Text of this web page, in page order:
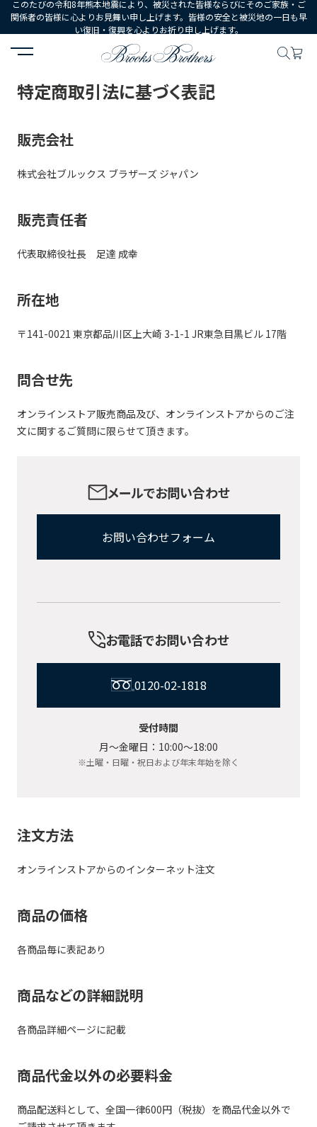
このたびの令和8年熊本地震により、被災された皆様ならびにそのご家族・ご
関係者の皆様に心よりお見舞い申し上げます。皆様の安全と被災地の一日も早
い復旧・復興を心よりお祈り申し上げます。
HOME ご利用ガイド 特定商取引法に基づく表記
特定商取引法に基づく表記
販売会社
株式会社ブルックス ブラザーズ ジャパン
販売責任者
代表取締役社長 足達 成幸
所在地
〒141-0021 東京都品川区上大崎 3-1-1 JR東急目黒ビル 17階
問合せ先
オンラインストア販売商品及び、オンラインストアからのご注
文に関するご質問に限らせて頂きます。
メールでお問い合わせ
お問い合わせフォーム
お電話でお問い合わせ
0120-02-1818
受付時間
月〜金曜日：10:00〜18:00
※土曜・日曜・祝日および年末年始を除く
注文方法
オンラインストアからのインターネット注文
商品の価格
各商品毎に表記あり
商品などの詳細説明
各商品詳細ページに記載
商品代金以外の必要料金
商品配送料として、全国一律600円（税抜）を商品代金以外で